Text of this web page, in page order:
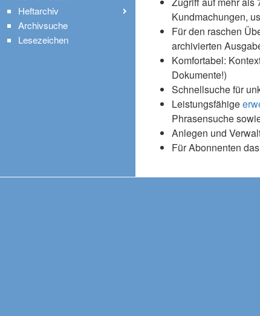
Kundmachungen,
Für den raschen
archivierten
Komfortabel:
Dokumente!)
Schnellsuche für
Leistungsfähige
Phrasensuche
Anlegen und
Für Abonnenten das
Heftarchiv
Archivsuche
Lesezeichen